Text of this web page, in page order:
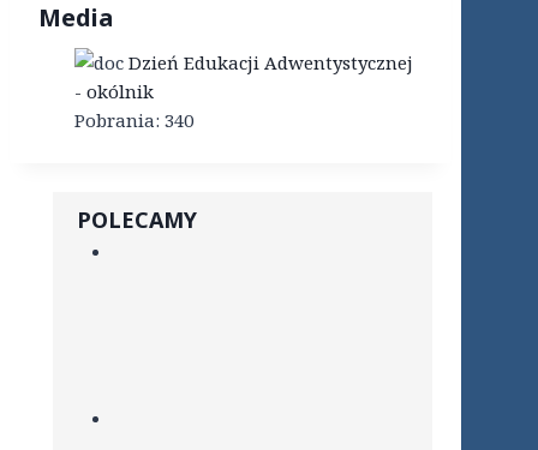
Media
Dzień Edukacji Adwentystycznej
- okólnik
Pobrania: 340
POLECAMY